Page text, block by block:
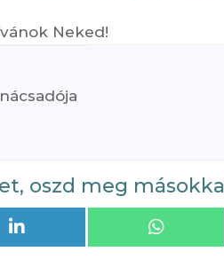
Neked!
oszd meg
Share
Share